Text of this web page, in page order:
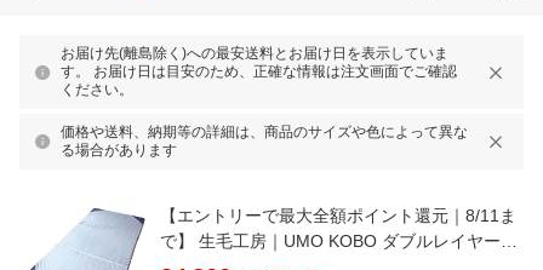
お届け先(離島除く)への最安送料とお届け日を表示していま
す。 お届け日は目安のため、正確な情報は注文画面でご確認
ください。
価格や送料、納期等の詳細は、商品のサイズや色によって異な
る場合があります
【エントリーで最大全額ポイント還元｜8/11ま
で】 生毛工房｜UMO KOBO ダブルレイヤーマ